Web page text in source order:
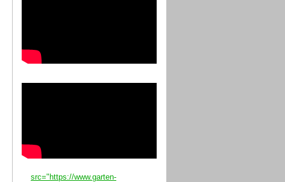
src="https://www.garten-